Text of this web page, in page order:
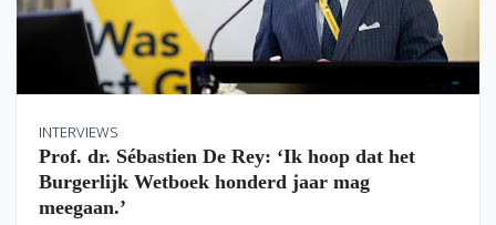
INTERVIEWS
Prof. dr. Sébastien De Rey: ‘Ik hoop dat het
Burgerlijk Wetboek honderd jaar mag
meegaan.’